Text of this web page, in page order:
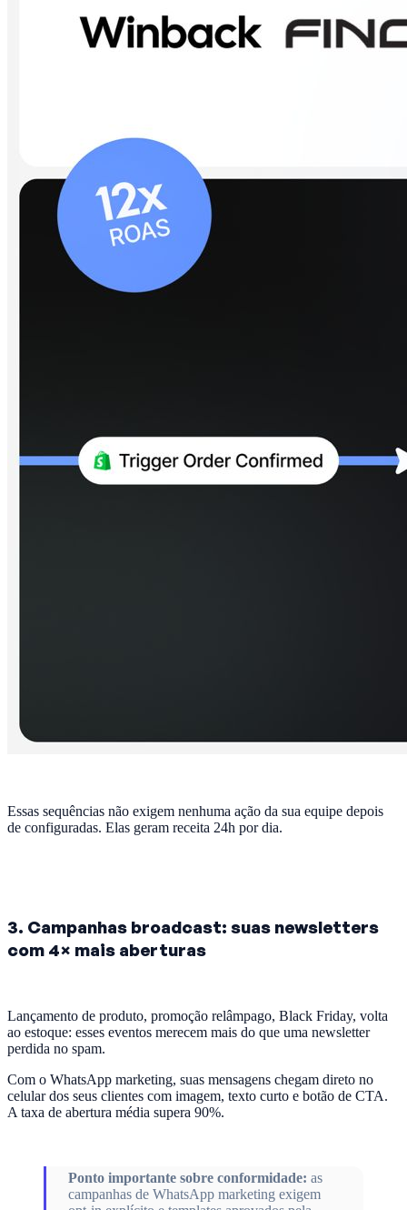
Essas sequências não exigem nenhuma ação da sua equipe depois
de configuradas. Elas geram receita 24h por dia.
3. Campanhas broadcast: suas newsletters
com 4× mais aberturas
Lançamento de produto, promoção relâmpago, Black Friday, volta
ao estoque: esses eventos merecem mais do que uma newsletter
perdida no spam.
Com o WhatsApp marketing, suas mensagens chegam direto no
celular dos seus clientes com imagem, texto curto e botão de CTA.
A taxa de abertura média supera 90%.
Ponto importante sobre conformidade: as
campanhas de WhatsApp marketing exigem